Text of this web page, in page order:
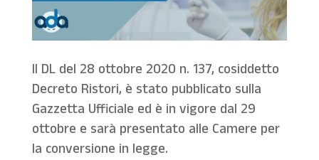
Il DL del 28 ottobre 2020 n. 137, cosiddetto
Decreto Ristori, è stato pubblicato sulla
Gazzetta Ufficiale ed è in vigore dal 29
ottobre e sarà presentato alle Camere per
la conversione in legge.